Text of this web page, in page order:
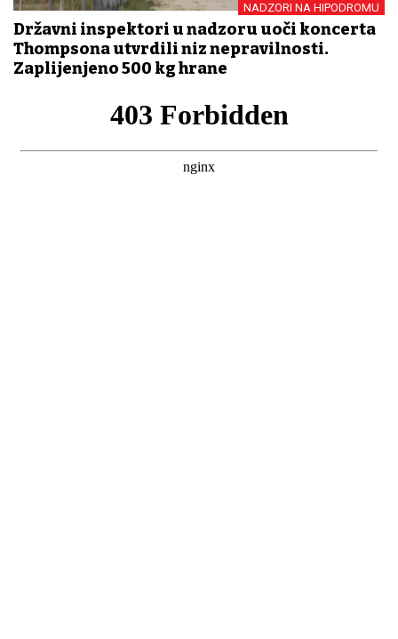
NADZORI NA HIPODROMU
Državni inspektori u nadzoru uoči koncerta
Thompsona utvrdili niz nepravilnosti.
Zaplijenjeno 500 kg hrane